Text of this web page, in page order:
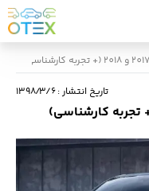
تاریخ انتشار:۱۳۹۸/۳/۶